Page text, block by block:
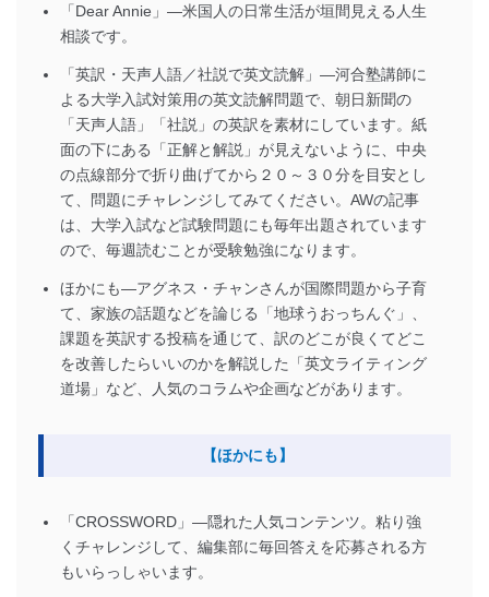
「Dear Annie」―米国人の日常生活が垣間見える人生
相談です。
「英訳・天声人語／社説で英文読解」―河合塾講師に
よる大学入試対策用の英文読解問題で、朝日新聞の
「天声人語」「社説」の英訳を素材にしています。紙
面の下にある「正解と解説」が見えないように、中央
の点線部分で折り曲げてから２０～３０分を目安とし
て、問題にチャレンジしてみてください。AWの記事
は、大学入試など試験問題にも毎年出題されています
ので、毎週読むことが受験勉強になります。
ほかにも―アグネス・チャンさんが国際問題から子育
て、家族の話題などを論じる「地球うおっちんぐ」、
課題を英訳する投稿を通じて、訳のどこが良くてどこ
を改善したらいいのかを解説した「英文ライティング
道場」など、人気のコラムや企画などがあります。
【ほかにも】
「CROSSWORD」―隠れた人気コンテンツ。粘り強
くチャレンジして、編集部に毎回答えを応募される方
もいらっしゃいます。